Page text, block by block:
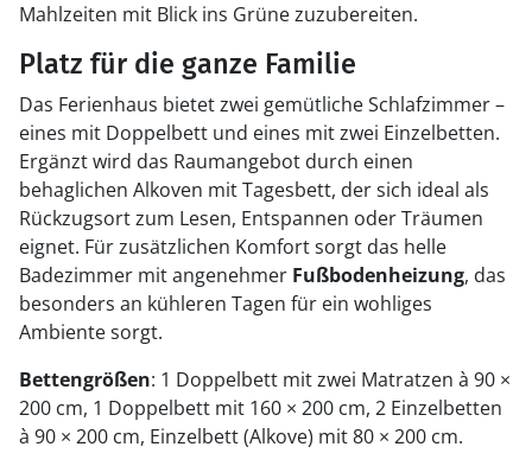
Mahlzeiten mit Blick ins Grüne zuzubereiten.
Platz für die ganze Familie
Das Ferienhaus bietet zwei gemütliche Schlafzimmer –
eines mit Doppelbett und eines mit zwei Einzelbetten.
Ergänzt wird das Raumangebot durch einen
behaglichen Alkoven mit Tagesbett, der sich ideal als
Rückzugsort zum Lesen, Entspannen oder Träumen
eignet. Für zusätzlichen Komfort sorgt das helle
Badezimmer mit angenehmer Fußbodenheizung, das
besonders an kühleren Tagen für ein wohliges
Ambiente sorgt.
Bettengrößen: 1 Doppelbett mit zwei Matratzen à 90 ×
200 cm, 1 Doppelbett mit 160 × 200 cm, 2 Einzelbetten
à 90 × 200 cm, Einzelbett (Alkove) mit 80 × 200 cm.